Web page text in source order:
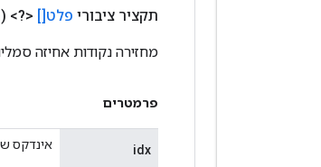
תקציר ציבורי פלט[] <?>
מחזירה נקודות אחיזה
פרמטרים
idx אינדקס